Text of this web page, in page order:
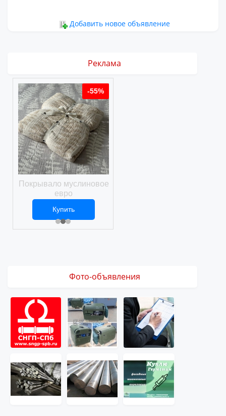
Добавить новое объявление
Реклама
-55%
Покрывало муслиновое
евро
2 469 ₽
Купить
Фото-объявления